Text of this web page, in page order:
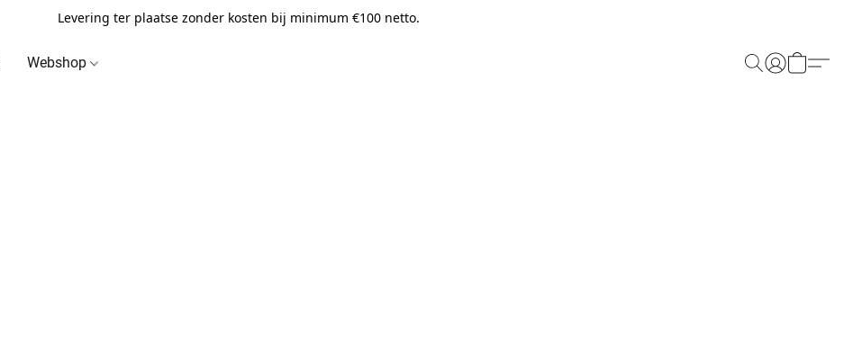
Levering ter plaatse zonder kosten bij minimum €100 netto.
Webshop